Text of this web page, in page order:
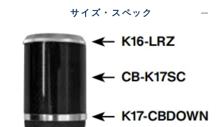
サイズ・スペック